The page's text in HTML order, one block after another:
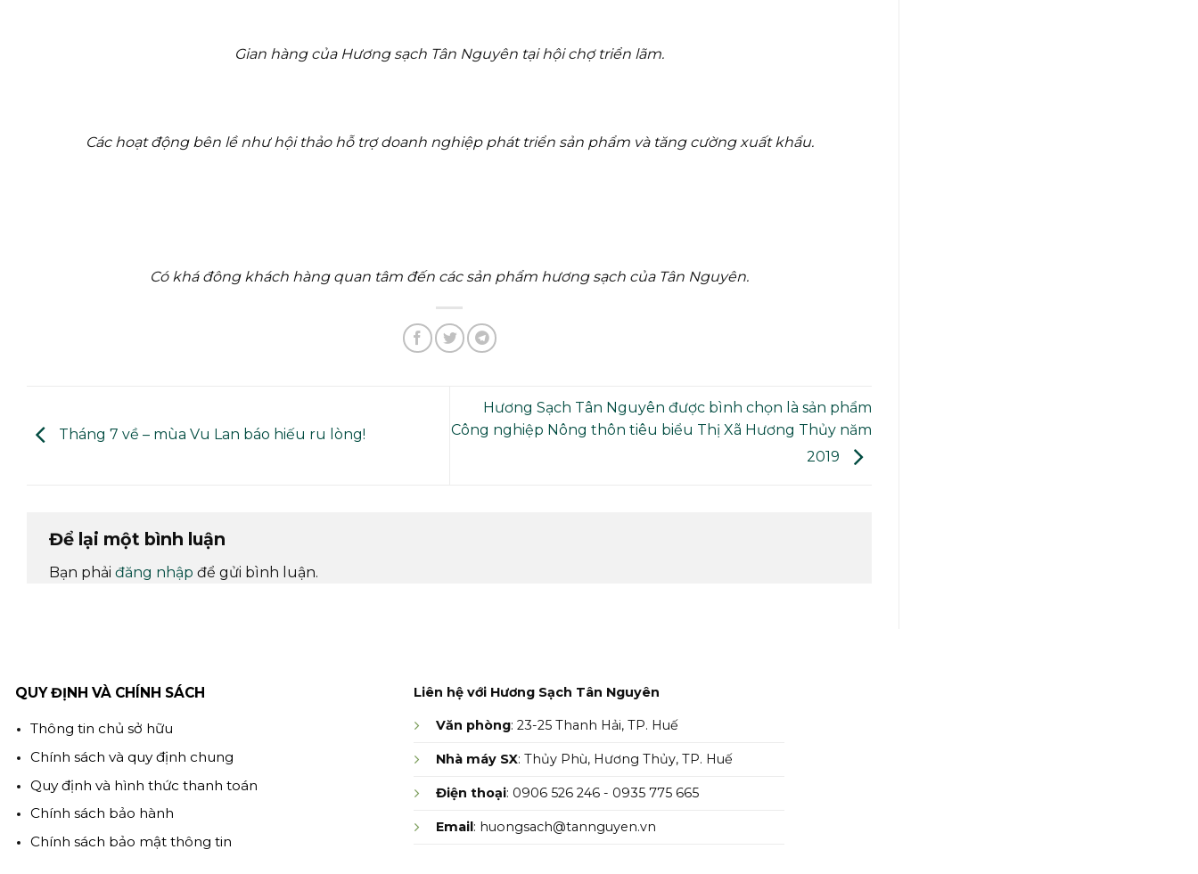
Gian hàng của Hương sạch Tân Nguyên tại hội chợ triển lãm.
Các hoạt động bên lề như hội thảo hỗ trợ doanh nghiệp phát triển sản phẩm và tăng cường xuất khẩu.
Có khá đông khách hàng quan tâm đến các sản phẩm hương sạch của Tân Nguyên.
Tháng 7 về – mùa Vu Lan báo hiếu ru lòng!
Hương Sạch Tân Nguyên được bình chọn là sản phẩm
Công nghiệp Nông thôn tiêu biểu Thị Xã Hương Thủy năm
2019
Để lại một bình luận
Bạn phải đăng nhập để gửi bình luận.
QUY ĐỊNH VÀ CHÍNH SÁCH
Thông tin chủ sở hữu
Chính sách và quy định chung
Quy định và hình thức thanh toán
Chính sách bảo hành
Chính sách bảo mật thông tin
Liên hệ với Hương Sạch Tân Nguyên
Văn phòng: 23-25 Thanh Hải, TP. Huế
Nhà máy SX: Thủy Phù, Hương Thủy, TP. Huế
Điện thoại: 0906 526 246 - 0935 775 665
Email: huongsach@tannguyen.vn